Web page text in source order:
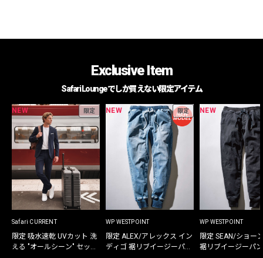
Exclusive Item
Safari Loungeでしか買えない限定アイテム
NEW 限定
Safari CURRENT
限定 吸水速乾 UVカット 洗
える "オールシーン" セット
NEW 限定
WP WESTPOINT
限定 ALEX/アレックス イン
ディゴ 裾リブイージーパン
NEW
WP WESTPOINT
限定 SEAN/ショー
裾リブイージーパ